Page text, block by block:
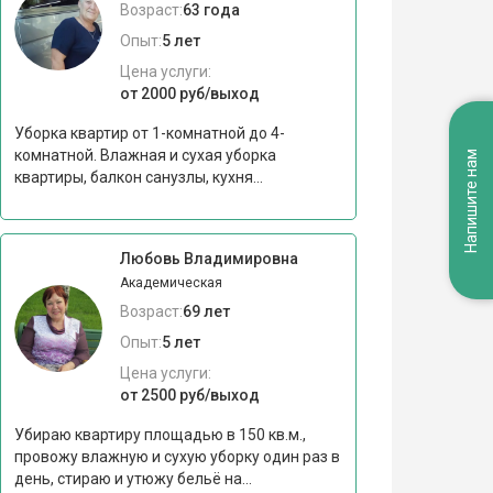
Возраст:63 года
Опыт:5 лет
Цена услуги:
от 2000 руб/выход
Уборка квартир от 1-комнатной до 4-
комнатной. Влажная и сухая уборка
квартиры, балкон санузлы, кухня...
Любовь Владимировна
Академическая
Возраст:69 лет
Опыт:5 лет
Цена услуги:
от 2500 руб/выход
Убираю квартиру площадью в 150 кв.м.,
провожу влажную и сухую уборку один раз в
день, стираю и утюжу бельё на...
Напишите нам